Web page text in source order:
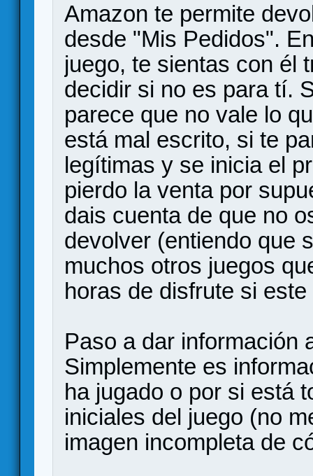
Amazon te permite
desde "Mis Pedidos".
juego, te sientas con él
decidir si no es para tí.
parece que no vale lo
está mal escrito, si te
legítimas y se inicia el
pierdo la venta por
dais cuenta de que no
devolver (entiendo que
muchos otros juegos
horas de disfrute si
Paso a dar información
Simplemente es
ha jugado o por si está
iniciales del juego (no
imagen incompleta de